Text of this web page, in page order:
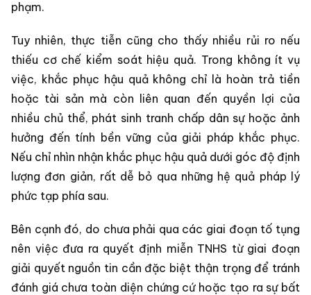
phạm.
Tuy nhiên, thực tiễn cũng cho thấy nhiều rủi ro nếu
thiếu cơ chế kiểm soát hiệu quả. Trong không ít vụ
việc, khắc phục hậu quả không chỉ là hoàn trả tiền
hoặc tài sản mà còn liên quan đến quyền lợi của
nhiều chủ thể, phát sinh tranh chấp dân sự hoặc ảnh
hưởng đến tính bền vững của giải pháp khắc phục.
Nếu chỉ nhìn nhận khắc phục hậu quả dưới góc độ định
lượng đơn giản, rất dễ bỏ qua những hệ quả pháp lý
phức tạp phía sau.
Bên cạnh đó, do chưa phải qua các giai đoạn tố tụng
nên việc đưa ra quyết định miễn TNHS từ giai đoạn
giải quyết nguồn tin cần đặc biệt thận trọng để tránh
đánh giá chưa toàn diện chứng cứ hoặc tạo ra sự bất